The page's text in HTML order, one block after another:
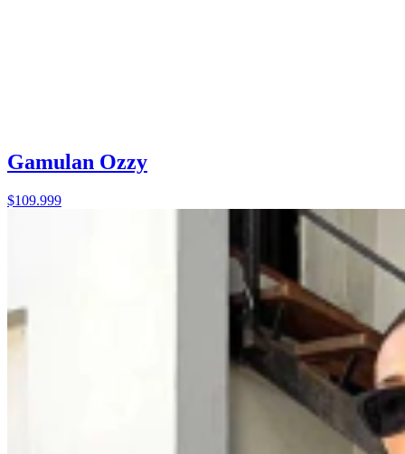
Gamulan Ozzy
$109.999